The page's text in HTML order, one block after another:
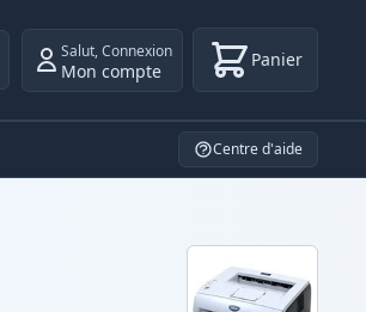
Salut,Connexion
Mon compte Panier
Centre d'aide